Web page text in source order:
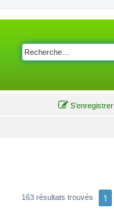
S’enregistrer
163 résultats trouvés 1